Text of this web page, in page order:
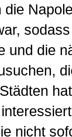
und die
nicht